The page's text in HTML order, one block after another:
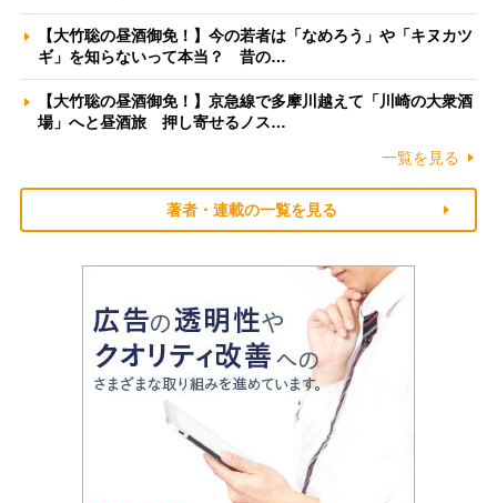
【大竹聡の昼酒御免！】今の若者は「なめろう」や「キヌカツ
ギ」を知らないって本当？ 昔の…
【大竹聡の昼酒御免！】京急線で多摩川越えて「川崎の大衆酒
場」へと昼酒旅 押し寄せるノス…
一覧を見る
著者・連載の一覧を見る